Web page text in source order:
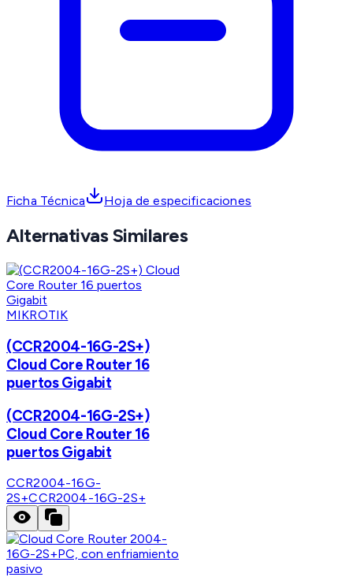
Ficha Técnica Hoja de especificaciones
Alternativas Similares
MIKROTIK
(CCR2004-16G-2S+)
Cloud Core Router 16
puertos Gigabit
(CCR2004-16G-2S+)
Cloud Core Router 16
puertos Gigabit
CCR2004-16G-
2S+CCR2004-16G-2S+